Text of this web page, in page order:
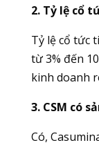
2. Tỷ lệ cổ
Tỷ lệ cổ tức
từ 3% đến
kinh doanh
3. CSM có
Có,